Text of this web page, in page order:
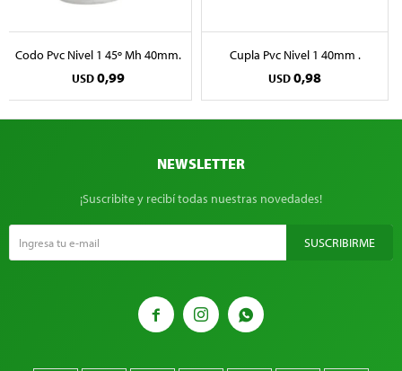
Codo Pvc Nivel 1 45º Mh 40mm.
USD0,99
Cupla Pvc Nivel 1 40mm .
USD0,98
  
NEWSLETTER
¡Suscribite y recibí todas nuestras novedades!
SUSCRIBIRME